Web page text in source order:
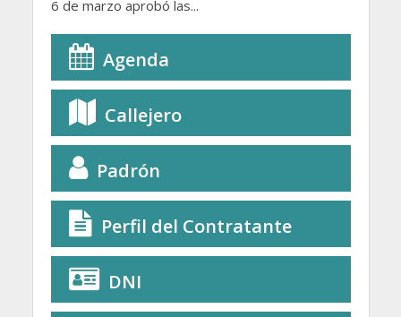
6 de marzo aprobó las...
Agenda
Callejero
Padrón
Perfil del Contratante
DNI